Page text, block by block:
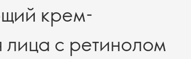
крем-
лица с ретинолом